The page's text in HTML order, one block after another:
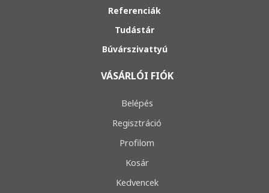
Referenciák
Tudástár
Búvárszivattyú
VÁSÁRLÓI FIÓK
Belépés
Regisztráció
Profilom
Kosár
Kedvencek